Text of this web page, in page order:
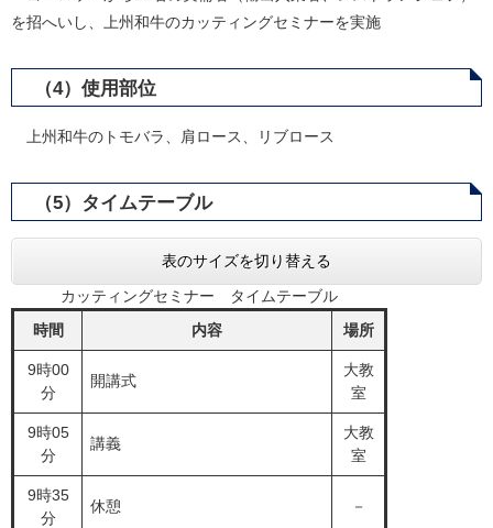
を招へいし、上州和牛のカッティングセミナーを実施
（4）使用部位
上州和牛のトモバラ、肩ロース、リブロース
（5）タイムテーブル
表のサイズを切り替える
カッティングセミナー タイムテーブル
時間
内容 場所
9時00
分
開講式
大教
室
9時05
分
講義
大教
室
9時35
分
休憩 －